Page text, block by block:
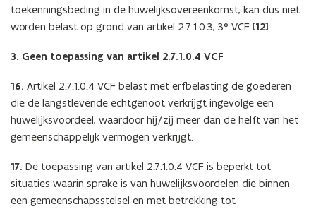
toekenningsbeding in de huwelijksovereenkomst, kan dus niet
worden belast op grond van artikel 2.7.1.0.3, 3° VCF.[12]
3. Geen toepassing van artikel 2.7.1.0.4 VCF
16. Artikel 2.7.1.0.4 VCF belast met erfbelasting de goederen
die de langstlevende echtgenoot verkrijgt ingevolge een
huwelijksvoordeel, waardoor hij/zij meer dan de helft van het
gemeenschappelijk vermogen verkrijgt.
17. De toepassing van artikel 2.7.1.0.4 VCF is beperkt tot
situaties waarin sprake is van huwelijksvoordelen die binnen
een gemeenschapsstelsel en met betrekking tot